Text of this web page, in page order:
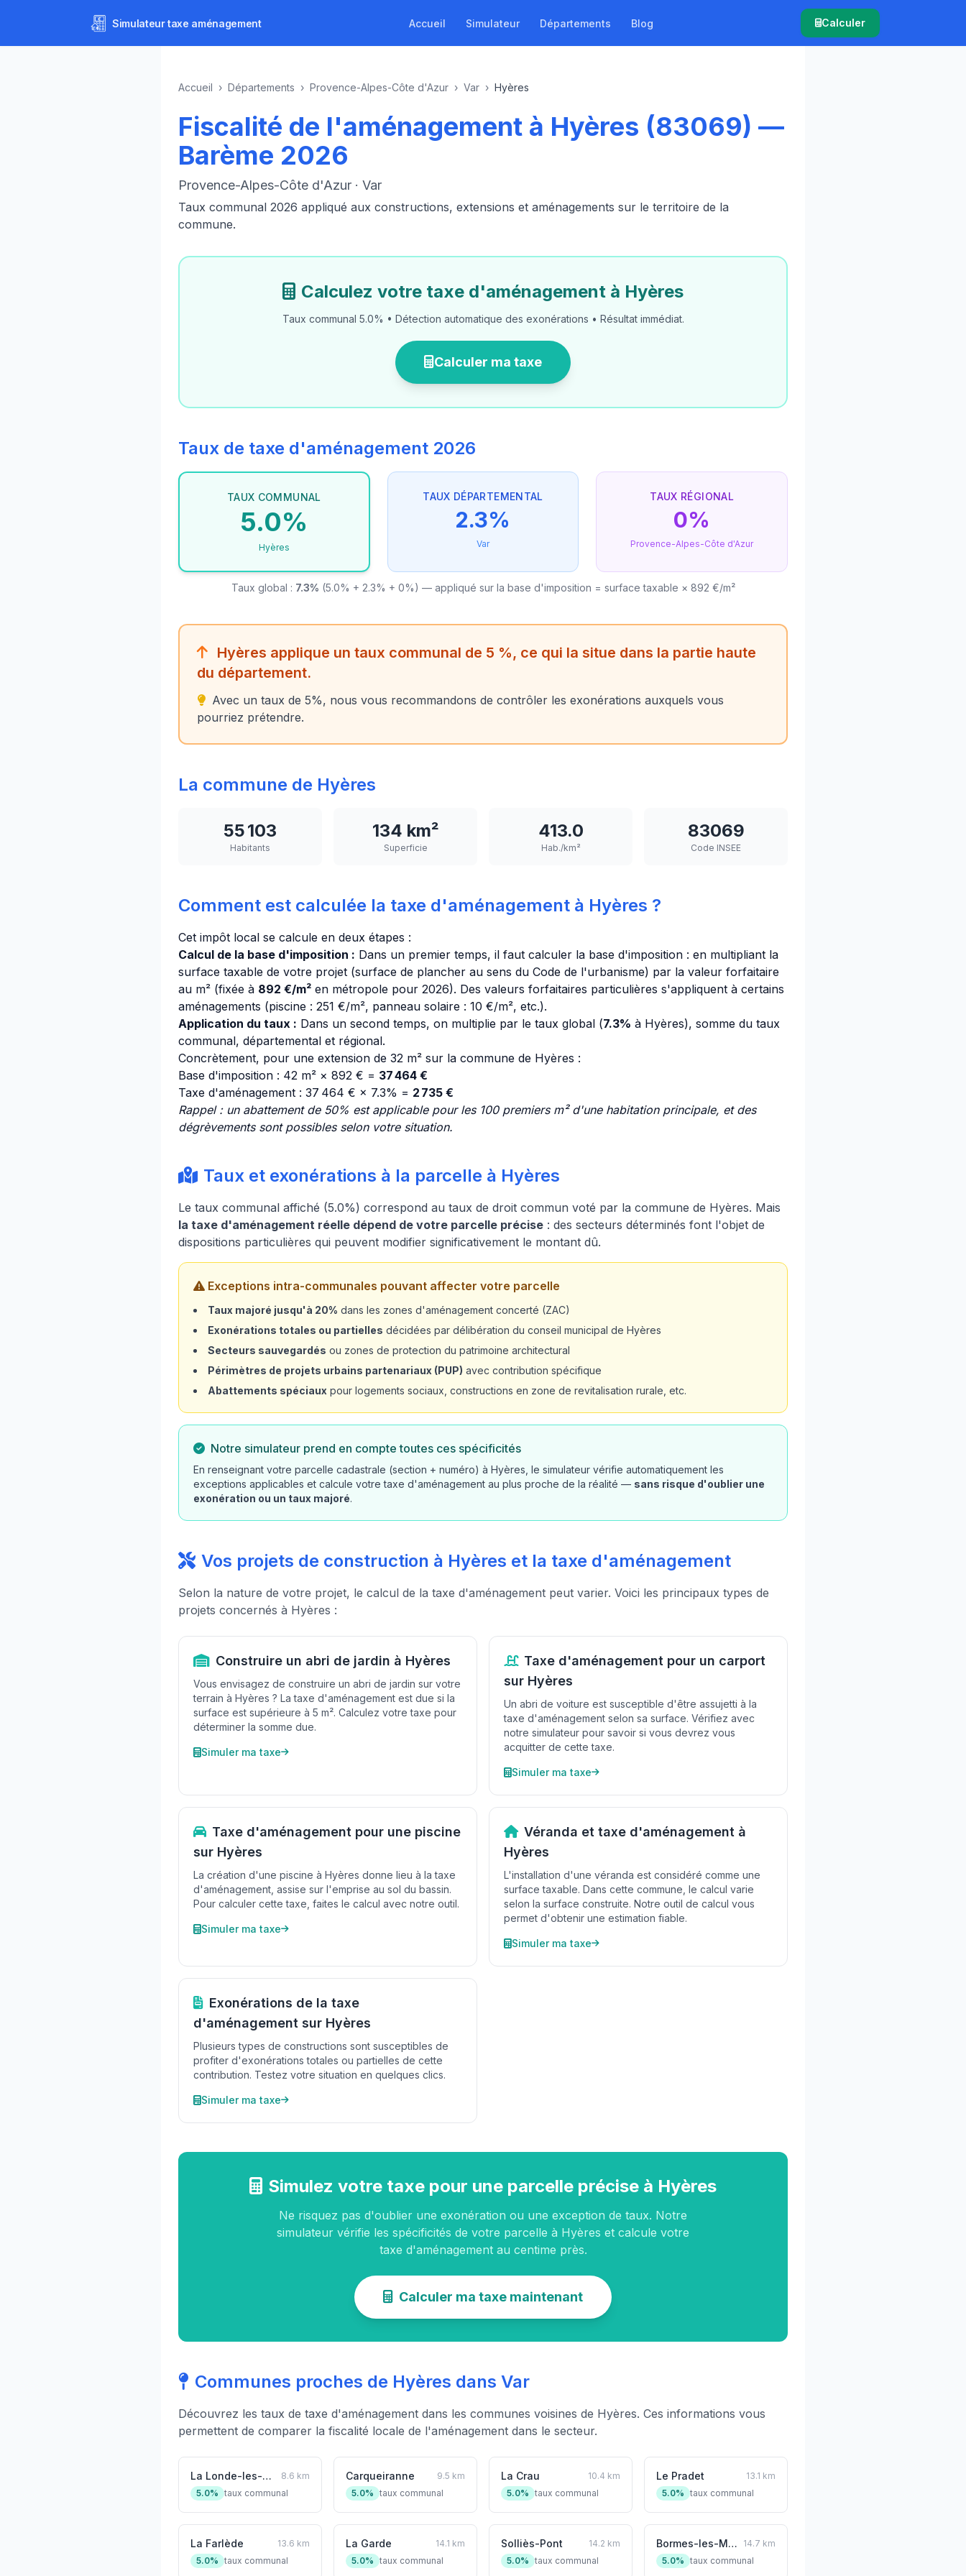
Simulateurtaxe aménagement Accueil Simulateur Départements Blog Calculer
Accueil › Départements › Provence-Alpes-Côte d'Azur › Var › Hyères
Fiscalité de l'aménagement à Hyères (83069) —
Barème 2026
Provence-Alpes-Côte d'Azur · Var
Taux communal 2026 appliqué aux constructions, extensions et aménagements sur le territoire de la
commune.
Calculez votre taxe d'aménagement à Hyères
Taux communal 5.0% • Détection automatique des exonérations • Résultat immédiat.
Calculer ma taxe
Taux de taxe d'aménagement 2026
TAUX COMMUNAL
5.0%
Hyères
TAUX DÉPARTEMENTAL
2.3%
Var
TAUX RÉGIONAL
0%
Provence-Alpes-Côte d'Azur
Taux global : 7.3% (5.0% + 2.3% + 0%) — appliqué sur la base d'imposition = surface taxable × 892 €/m²
Hyères applique un taux communal de 5 %, ce qui la situe dans la partie haute
du département.
Avec un taux de 5%, nous vous recommandons de contrôler les exonérations auxquels vous
pourriez prétendre.
La commune de Hyères
55 103
Habitants
134 km²
Superficie
413.0
Hab./km²
83069
Code INSEE
Comment est calculée la taxe d'aménagement à Hyères ?
Cet impôt local se calcule en deux étapes :
Calcul de la base d'imposition : Dans un premier temps, il faut calculer la base d'imposition : en multipliant la
surface taxable de votre projet (surface de plancher au sens du Code de l'urbanisme) par la valeur forfaitaire
au m² (fixée à 892 €/m² en métropole pour 2026). Des valeurs forfaitaires particulières s'appliquent à certains
aménagements (piscine : 251 €/m², panneau solaire : 10 €/m², etc.).
Application du taux : Dans un second temps, on multiplie par le taux global (7.3% à Hyères), somme du taux
communal, départemental et régional.
Concrètement, pour une extension de 32 m² sur la commune de Hyères :
Base d'imposition : 42 m² × 892 € = 37 464 €
Taxe d'aménagement : 37 464 € × 7.3% = 2 735 €
Rappel : un abattement de 50% est applicable pour les 100 premiers m² d'une habitation principale, et des
dégrèvements sont possibles selon votre situation.
Taux et exonérations à la parcelle à Hyères
Le taux communal affiché (5.0%) correspond au taux de droit commun voté par la commune de Hyères. Mais
la taxe d'aménagement réelle dépend de votre parcelle précise : des secteurs déterminés font l'objet de
dispositions particulières qui peuvent modifier significativement le montant dû.
Exceptions intra-communales pouvant affecter votre parcelle
Taux majoré jusqu'à 20% dans les zones d'aménagement concerté (ZAC)
Exonérations totales ou partielles décidées par délibération du conseil municipal de Hyères
Secteurs sauvegardés ou zones de protection du patrimoine architectural
Périmètres de projets urbains partenariaux (PUP) avec contribution spécifique
Abattements spéciaux pour logements sociaux, constructions en zone de revitalisation rurale, etc.
Notre simulateur prend en compte toutes ces spécificités
En renseignant votre parcelle cadastrale (section + numéro) à Hyères, le simulateur vérifie automatiquement les
exceptions applicables et calcule votre taxe d'aménagement au plus proche de la réalité — sans risque d'oublier une
exonération ou un taux majoré.
Vos projets de construction à Hyères et la taxe d'aménagement
Selon la nature de votre projet, le calcul de la taxe d'aménagement peut varier. Voici les principaux types de
projets concernés à Hyères :
Construire un abri de jardin à Hyères
Vous envisagez de construire un abri de jardin sur votre
terrain à Hyères ? La taxe d'aménagement est due si la
surface est supérieure à 5 m². Calculez votre taxe pour
déterminer la somme due.
Simuler ma taxe
Taxe d'aménagement pour un carport
sur Hyères
Un abri de voiture est susceptible d'être assujetti à la
taxe d'aménagement selon sa surface. Vérifiez avec
notre simulateur pour savoir si vous devrez vous
acquitter de cette taxe.
Simuler ma taxe
Taxe d'aménagement pour une piscine
sur Hyères
La création d'une piscine à Hyères donne lieu à la taxe
d'aménagement, assise sur l'emprise au sol du bassin.
Pour calculer cette taxe, faites le calcul avec notre outil.
Simuler ma taxe
Véranda et taxe d'aménagement à
Hyères
L'installation d'une véranda est considéré comme une
surface taxable. Dans cette commune, le calcul varie
selon la surface construite. Notre outil de calcul vous
permet d'obtenir une estimation fiable.
Simuler ma taxe
Exonérations de la taxe
d'aménagement sur Hyères
Plusieurs types de constructions sont susceptibles de
profiter d'exonérations totales ou partielles de cette
contribution. Testez votre situation en quelques clics.
Simuler ma taxe
Simulez votre taxe pour une parcelle précise à Hyères
Ne risquez pas d'oublier une exonération ou une exception de taux. Notre
simulateur vérifie les spécificités de votre parcelle à Hyères et calcule votre
taxe d'aménagement au centime près.
Calculer ma taxe maintenant
Communes proches de Hyères dans Var
Découvrez les taux de taxe d'aménagement dans les communes voisines de Hyères. Ces informations vous
permettent de comparer la fiscalité locale de l'aménagement dans le secteur.
La Londe-les-Maures
8.6 km
5.0% taux communal
Carqueiranne
9.5 km
5.0% taux communal
La Crau
10.4 km
5.0% taux communal
Le Pradet
13.1 km
5.0% taux communal
La Farlède
13.6 km
5.0% taux communal
La Garde
14.1 km
5.0% taux communal
Solliès-Pont
14.2 km
5.0% taux communal
Bormes-les-Mimosas
14.7 km
5.0% taux communal